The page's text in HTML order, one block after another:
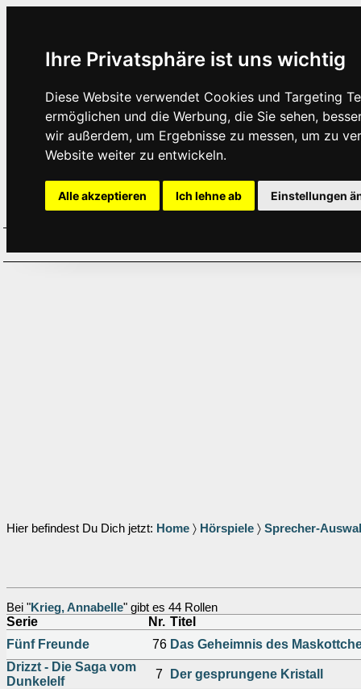
Ihre Privatsphäre ist uns wichtig
Diese Website verwendet Cookies und Targeting
ermöglichen und die Werbung, die Sie sehen,
wir außerdem, um Ergebnisse zu messen, um zu
Website weiter zu entwickeln.
Alle akzeptieren Ich lehne ab Einstellungen
Hier befindest Du Dich jetzt: Home 〉 Hörspiele 〉 Sprecher-
Bei "Krieg, Annabelle" gibt es 44 Rollen
Serie Nr. Titel
Fünf Freunde
76 Das Geheimnis des
Drizzt - Die Saga vom
Dunkelelf
7
Der gesprungene Kristall